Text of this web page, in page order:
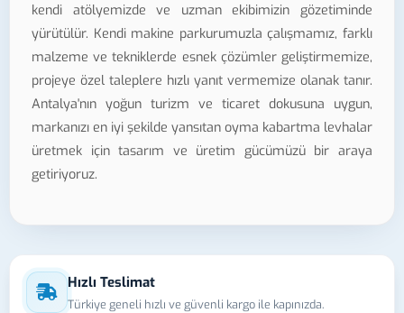
kendi atölyemizde ve uzman ekibimizin gözetiminde
yürütülür. Kendi makine parkurumuzla çalışmamız, farklı
malzeme ve tekniklerde esnek çözümler geliştirmemize,
projeye özel taleplere hızlı yanıt vermemize olanak tanır.
Antalya'nın yoğun turizm ve ticaret dokusuna uygun,
markanızı en iyi şekilde yansıtan oyma kabartma levhalar
üretmek için tasarım ve üretim gücümüzü bir araya
getiriyoruz.
Hızlı Teslimat
Türkiye geneli hızlı ve güvenli kargo ile kapınızda.